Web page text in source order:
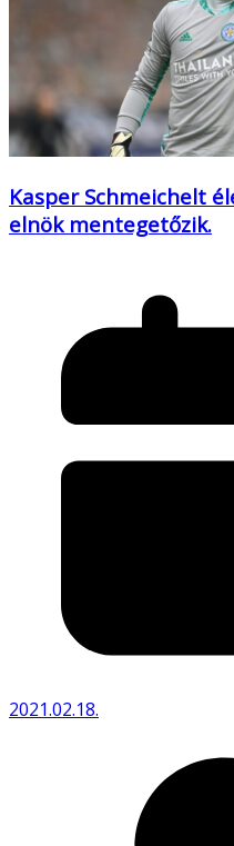
Kasper Schmeichelt
elnök mentegetőzik.
2021.02.18.